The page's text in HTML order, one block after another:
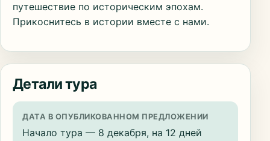
путешествие по историческим эпохам.
Прикоснитесь в истории вместе с нами.
Детали тура
ДАТА В ОПУБЛИКОВАННОМ ПРЕДЛОЖЕНИИ
Начало тура — 8 декабря, на 12 дней